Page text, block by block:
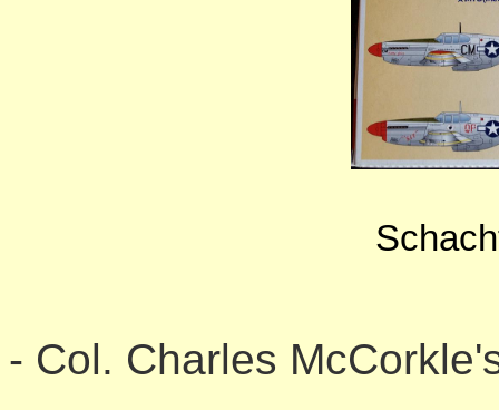
- Col. Charles